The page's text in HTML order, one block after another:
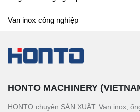
Van inox công nghiệp
HONTO MACHINERY
HONTO chuyên SẢN XUẤT: Van inox,